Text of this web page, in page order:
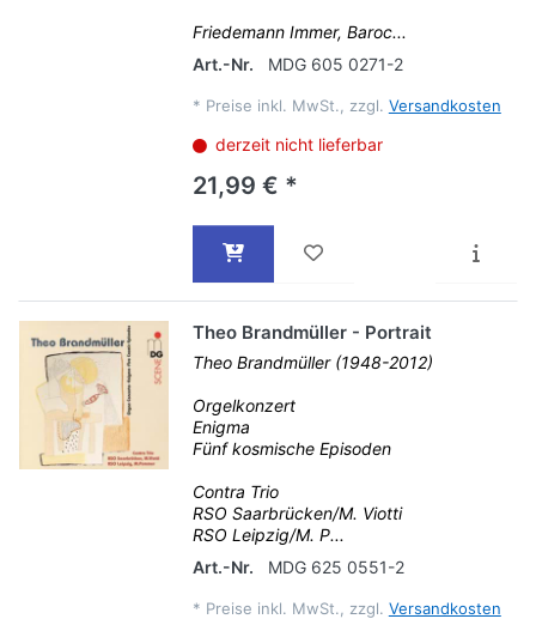
Friedemann Immer, Baroc...
Art.-Nr.
MDG 605 0271-2
* Preise inkl. MwSt., zzgl. Versandkosten
derzeit nicht lieferbar
21,99 € *
Theo Brandmüller - Portrait
Theo Brandmüller (1948-2012)
Orgelkonzert
Enigma
Fünf kosmische Episoden
Contra Trio
RSO Saarbrücken/M. Viotti
RSO Leipzig/M. P...
Art.-Nr.
MDG 625 0551-2
* Preise inkl. MwSt., zzgl. Versandkosten